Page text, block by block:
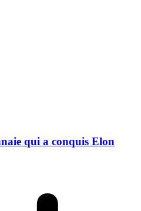
qui a conquis Elon